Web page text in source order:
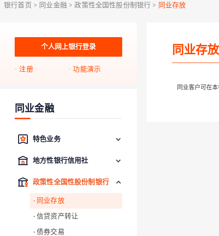
关于加强代理贵金属业务风险防范的提示
关于调整存量首套住房贷款利率的公告
关于修订《平安银行平安金积存业务协议书（个人）》的公告
银行首页 > 同业金融 > 政策性全国性股份制银行 > 同业存放
个人网上银行登录
注册 功能演示
同业金融
特色业务
地方性银行信用社
政策性全国性股份制银行
同业存放
信贷资产转让
债券交易
同业存放
同业客户可在